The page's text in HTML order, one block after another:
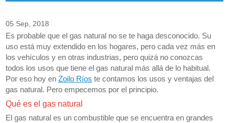
05 Sep, 2018
Es probable que el gas natural no se te haga desconocido. Su
uso está muy extendido en los hogares, pero cada vez más en
los vehículos y en otras industrias, pero quizá no conozcas
todos los usos que tiene el gas natural más allá de lo habitual.
Por eso hoy enZoilo Ríos te contamos los usos y ventajas del
gas natural. Pero empecemos por el principio.
Qué es el gas natural
El gas natural es un combustible que se encuentra en grandes